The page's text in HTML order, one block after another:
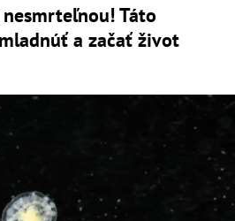
Táto
a začať život